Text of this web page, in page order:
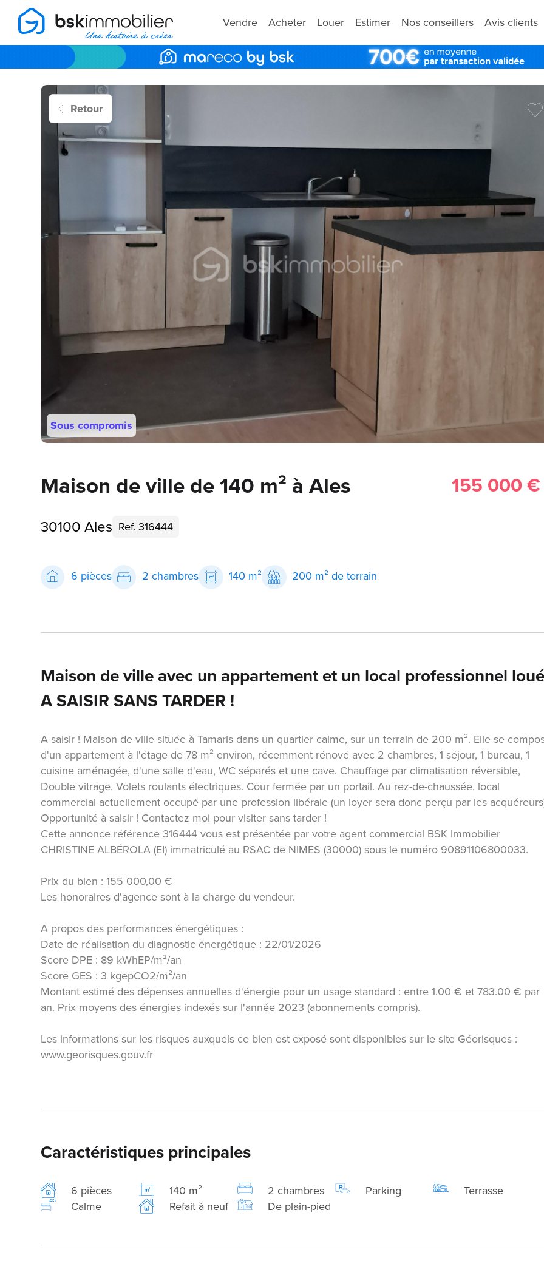
Vendre Acheter Louer Estimer Nos conseillers Avis clients
Retour
Sous compromis
Maison de ville de 140 m² à Ales 155 000 €
30100 Ales Ref. 316444
6 pièces 2 chambres 140 m² 200 m² de terrain
Maison de ville avec un appartement et un local professionnel
A SAISIR SANS TARDER !
A saisir ! Maison de ville située à Tamaris dans un quartier calme, sur un terrain de 200 m². Elle se
d'un appartement à l'étage de 78 m² environ, récemment rénové avec 2 chambres, 1 séjour, 1 bureau, 1
cuisine aménagée, d'une salle d'eau, WC séparés et une cave. Chauffage par climatisation réversible,
Double vitrage, Volets roulants électriques. Cour fermée par un portail. Au rez-de-chaussée, local
commercial actuellement occupé par une profession libérale (un loyer sera donc perçu par les
Opportunité à saisir ! Contactez moi pour visiter sans tarder !
Cette annonce référence 316444 vous est présentée par votre agent commercial BSK Immobilier
CHRISTINE ALBÉROLA (EI) immatriculé au RSAC de NIMES (30000) sous le numéro 90891106800033.
Prix du bien : 155 000,00 €
Les honoraires d'agence sont à la charge du vendeur.
A propos des performances énergétiques :
Date de réalisation du diagnostic énergétique : 22/01/2026
Score DPE : 89 kWhEP/m²/an
Score GES : 3 kgepCO2/m²/an
Montant estimé des dépenses annuelles d'énergie pour un usage standard : entre 1.00 € et 783.00 € par
an. Prix moyens des énergies indexés sur l'année 2023 (abonnements compris).
Les informations sur les risques auxquels ce bien est exposé sont disponibles sur le site Géorisques :
www.georisques.gouv.fr
Caractéristiques principales
6 pièces 140 m² 2 chambres Parking
Terrasse
Calme
Refait à neuf De plain-pied